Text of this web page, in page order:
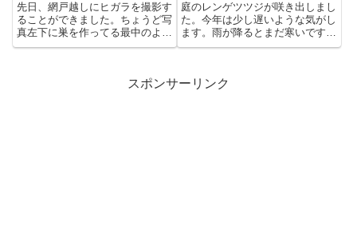
先日、網戸越しにヒガラを撮影す
ることができました。ちょうど写
真左下に巣を作ってる最中のよう
です。警戒してるのか、ずっと
庭のレンゲツツジが咲き出しまし
た。今年は少し遅いような気がし
ます。雨が降るとまだ寒いですか
らね～。 今は、クリン
スポンサーリンク